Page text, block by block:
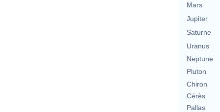
Mars
Jupiter
Saturne
Uranus
Neptune
Pluton
Chiron
Cérès
Pallas